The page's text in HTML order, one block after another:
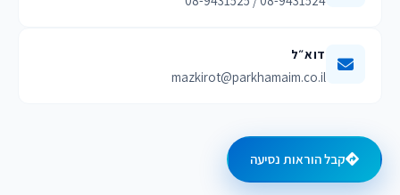
דוא״ל
mazkirot@parkhamaim.co.il
קבל הוראות נסיעה